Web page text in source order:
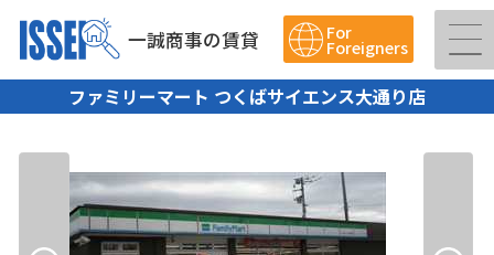
一誠商事の賃貸 For
Foreigners
ファミリーマート つくばサイエンス大通り店